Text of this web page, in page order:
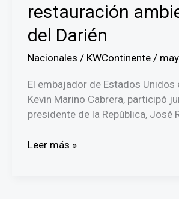
restauración
del Darién
Nacionales / KWContinente /
El embajador de Estados Unidos
Kevin Marino Cabrera, participó
presidente de la República, José
Estados
Leer más »